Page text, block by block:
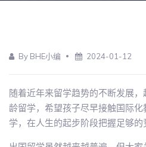
By BHE小编 2024-01-12
随着近年来留学趋势的不断发展
龄留学，希望孩子尽早接触国际
学，在人生的起步阶段把握足够的